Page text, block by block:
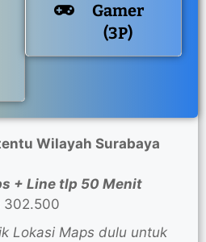
Gamer
(3P)
Wilayah Surabaya
+ Line tlp 50 Menit
302.500
Lokasi Maps dulu untuk